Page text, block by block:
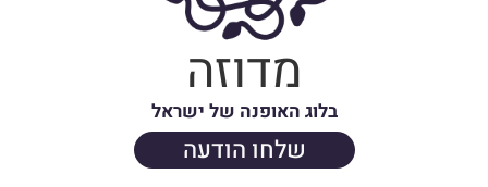
מדוזה
בלוג האופנה של ישראל
שלחו הודעה